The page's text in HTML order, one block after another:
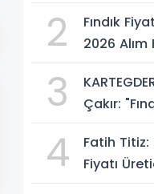
2
Fındık
2026 Alım
3
Çakır:
4
Fatih Titiz:
Fiyatı